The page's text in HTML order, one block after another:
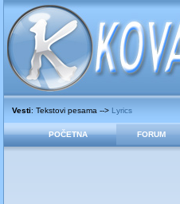
Vesti: Tekstovi pesama --> Lyrics
POČETNA FORUM